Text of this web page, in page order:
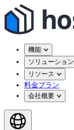
機能
ソリューション
リソース
料金プラン
会社概要